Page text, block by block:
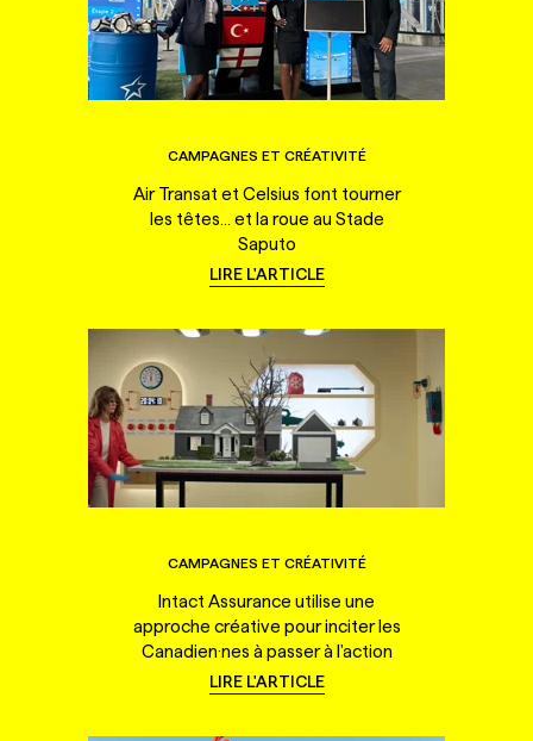
CAMPAGNES ET CRÉATIVITÉ
Air Transat et Celsius font tourner
les têtes... et la roue au Stade
Saputo
LIRE L'ARTICLE
CAMPAGNES ET CRÉATIVITÉ
Intact Assurance utilise une
approche créative pour inciter les
Canadien·nes à passer à l'action
LIRE L'ARTICLE